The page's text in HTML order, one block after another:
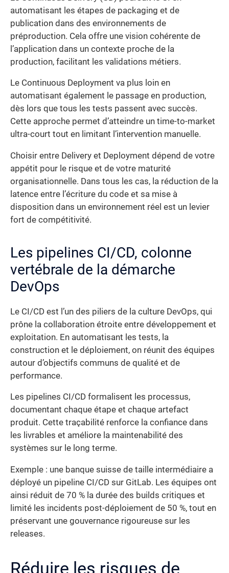
automatisant les étapes de packaging et de
publication dans des environnements de
préproduction. Cela offre une vision cohérente de
l’application dans un contexte proche de la
production, facilitant les validations métiers.
Le Continuous Deployment va plus loin en
automatisant également le passage en production,
dès lors que tous les tests passent avec succès.
Cette approche permet d’atteindre un time-to-market
ultra-court tout en limitant l’intervention manuelle.
Choisir entre Delivery et Deployment dépend de votre
appétit pour le risque et de votre maturité
organisationnelle. Dans tous les cas, la réduction de la
latence entre l’écriture du code et sa mise à
disposition dans un environnement réel est un levier
fort de compétitivité.
Les pipelines CI/CD, colonne
vertébrale de la démarche
DevOps
Le CI/CD est l’un des piliers de la culture DevOps, qui
prône la collaboration étroite entre développement et
exploitation. En automatisant les tests, la
construction et le déploiement, on réunit des équipes
autour d’objectifs communs de qualité et de
performance.
Les pipelines CI/CD formalisent les processus,
documentant chaque étape et chaque artefact
produit. Cette traçabilité renforce la confiance dans
les livrables et améliore la maintenabilité des
systèmes sur le long terme.
Exemple : une banque suisse de taille intermédiaire a
déployé un pipeline CI/CD sur GitLab. Les équipes ont
ainsi réduit de 70 % la durée des builds critiques et
limité les incidents post-déploiement de 50 %, tout en
préservant une gouvernance rigoureuse sur les
releases.
Réduire les risques de